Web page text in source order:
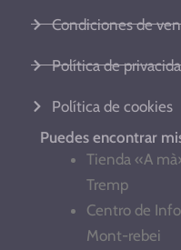
Condiciones de
Política de
Política de cookies
Puedes encontrar
Tienda «A
Tremp
Centro de
Mont-rebei